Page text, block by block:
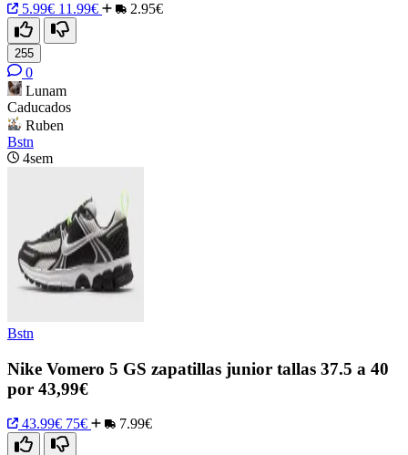
5.99€ 11.99€ 2.95€
255
0
Lunam
Caducados
Ruben
Bstn
4sem
Bstn
Nike Vomero 5 GS zapatillas junior tallas 37.5 a 40
por 43,99€
43.99€ 75€ 7.99€